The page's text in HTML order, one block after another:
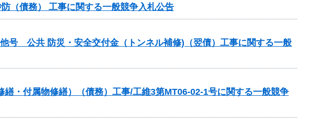
（債務） 工事に関する一般競争入札公告
号 公共 防災・安全交付金（トンネル補修)（翌債）工事に関する一般
・付属物修繕）（債務）工事/工維3第MT06-02-1号に関する一般競争